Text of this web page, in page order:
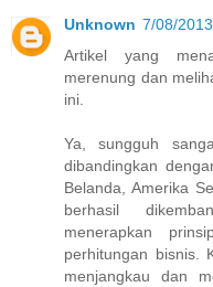
Unknown 7/08/
Artikel yang
merenung dan
ini.
Ya, sungguh
dibandingkan
Belanda, Amerika
berhasil
menerapkan
perhitungan bisnis.
menjangkau dan